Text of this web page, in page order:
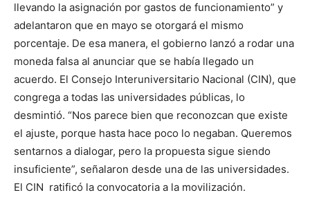
llevando la asignación por gastos de funcionamiento” y
adelantaron que en mayo se otorgará el mismo
porcentaje. De esa manera, el gobierno lanzó a rodar una
moneda falsa al anunciar que se había llegado un
acuerdo. El Consejo Interuniversitario Nacional (CIN), que
congrega a todas las universidades públicas, lo
desmintió. “Nos parece bien que reconozcan que existe
el ajuste, porque hasta hace poco lo negaban. Queremos
sentarnos a dialogar, pero la propuesta sigue siendo
insuficiente”, señalaron desde una de las universidades.
El CIN ratificó la convocatoria a la movilización.